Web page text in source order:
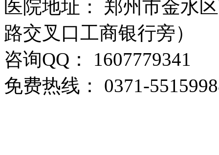
医院地址： 郑州市金水
路交叉口工商银行旁）
咨询QQ： 1607779341
免费热线： 0371-